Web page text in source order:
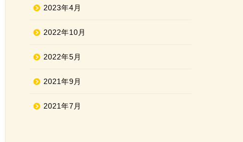
2023年4月
2022年10月
2022年5月
2021年9月
2021年7月